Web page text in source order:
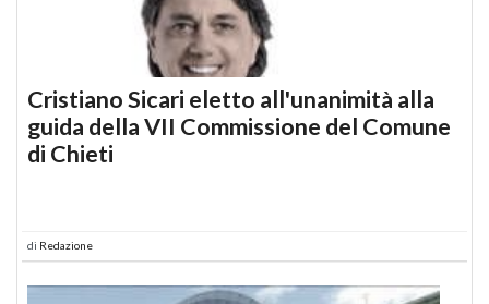
Cristiano Sicari eletto all'unanimità alla
guida della VII Commissione del Comune
di Chieti
di Redazione